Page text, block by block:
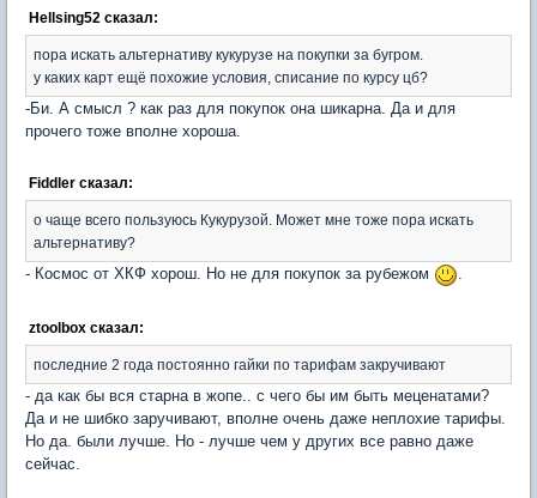
Hellsing52 сказал:
пора искать альтернативу кукурузе на покупки за бугром.
у каких карт ещё похожие условия, списание по курсу цб?
-Би. А смысл ? как раз для покупок она шикарна. Да и для
прочего тоже вполне хороша.
Fiddler сказал:
о чаще всего пользуюсь Кукурузой. Может мне тоже пора искать
альтернативу?
- Космос от ХКФ хорош. Но не для покупок за рубежом .
ztoolbox сказал:
последние 2 года постоянно гайки по тарифам закручивают
- да как бы вся старна в жопе.. с чего бы им быть меценатами?
Да и не шибко заручивают, вполне очень даже неплохие тарифы.
Но да. были лучше. Но - лучше чем у других все равно даже
сейчас.